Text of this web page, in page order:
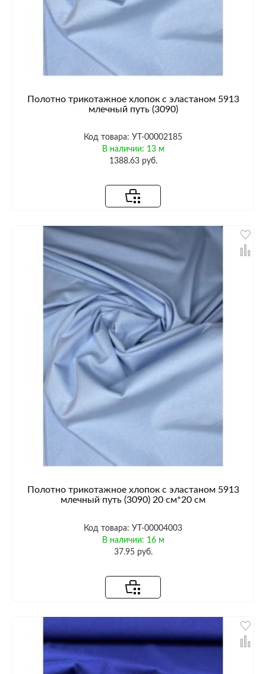
Полотно трикотажное хлопок с эластаном 5913
млечный путь (3090)
Код товара: УТ-00002185
В наличии: 13 м
1388.63 руб.
Полотно трикотажное хлопок с эластаном 5913
млечный путь (3090) 20 см*20 см
Код товара: УТ-00004003
В наличии: 16 м
37.95 руб.